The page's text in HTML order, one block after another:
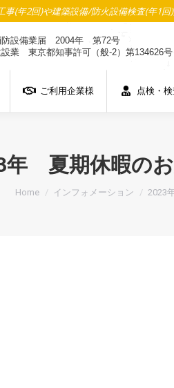
(年2回)や建築設備/防火設備検査(年1
防設備業届 2004年 第72号
設業 東京都知事許可（般-2）第134626号
ご利用企業様 点検・
年 夏期休暇の
You are here:
Home インフォメーション 2023
ご利用企業様 点検・検